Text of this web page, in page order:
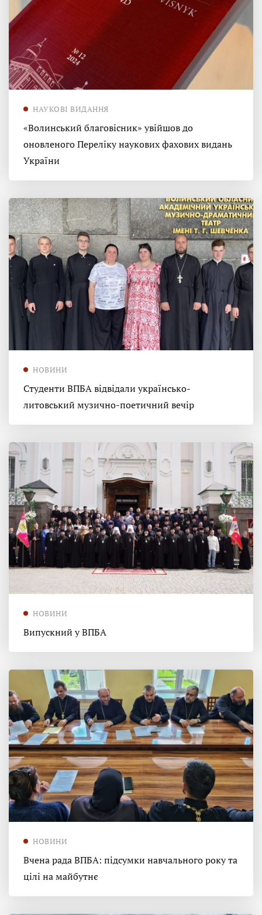
НАУКОВІ ВИДАННЯ
«Волинський благовісник» увійшов до
оновленого Переліку наукових фахових видань
України
НОВИНИ
Студенти ВПБА відвідали українсько-
литовський музично-поетичний вечір
НОВИНИ
Випускний у ВПБА
НОВИНИ
Вчена рада ВПБА: підсумки навчального року та
цілі на майбутнє